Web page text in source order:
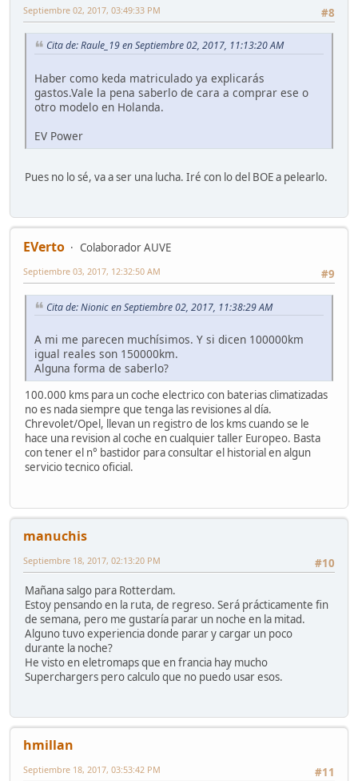
#8
Septiembre 02, 2017, 03:49:33 PM
Cita de: Raule_19 en Septiembre 02, 2017, 11:13:20 AM
Haber como keda matriculado ya explicarás
gastos.Vale la pena saberlo de cara a comprar ese o
otro modelo en Holanda.
EV Power
Pues no lo sé, va a ser una lucha. Iré con lo del BOE a pelearlo.
EVerto
Colaborador AUVE
#9
Septiembre 03, 2017, 12:32:50 AM
Cita de: Nionic en Septiembre 02, 2017, 11:38:29 AM
A mi me parecen muchísimos. Y si dicen 100000km
igual reales son 150000km.
Alguna forma de saberlo?
100.000 kms para un coche electrico con baterias climatizadas
no es nada siempre que tenga las revisiones al día.
Chrevolet/Opel, llevan un registro de los kms cuando se le
hace una revision al coche en cualquier taller Europeo. Basta
con tener el n° bastidor para consultar el historial en algun
servicio tecnico oficial.
manuchis
#10
Septiembre 18, 2017, 02:13:20 PM
Mañana salgo para Rotterdam.
Estoy pensando en la ruta, de regreso. Será prácticamente fin
de semana, pero me gustaría parar un noche en la mitad.
Alguno tuvo experiencia donde parar y cargar un poco
durante la noche?
He visto en eletromaps que en francia hay mucho
Superchargers pero calculo que no puedo usar esos.
hmillan
#11
Septiembre 18, 2017, 03:53:42 PM